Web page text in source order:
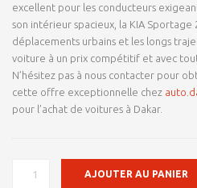
excellent pour les conducteurs
son intérieur spacieux, la KIA
déplacements urbains et les longs
voiture à un prix compétitif et avec
N’hésitez pas à nous contacter pour
cette offre exceptionnelle chez
pour l’achat de voitures à Dakar.
QUANTITÉ
AJOUTER AU PANIER